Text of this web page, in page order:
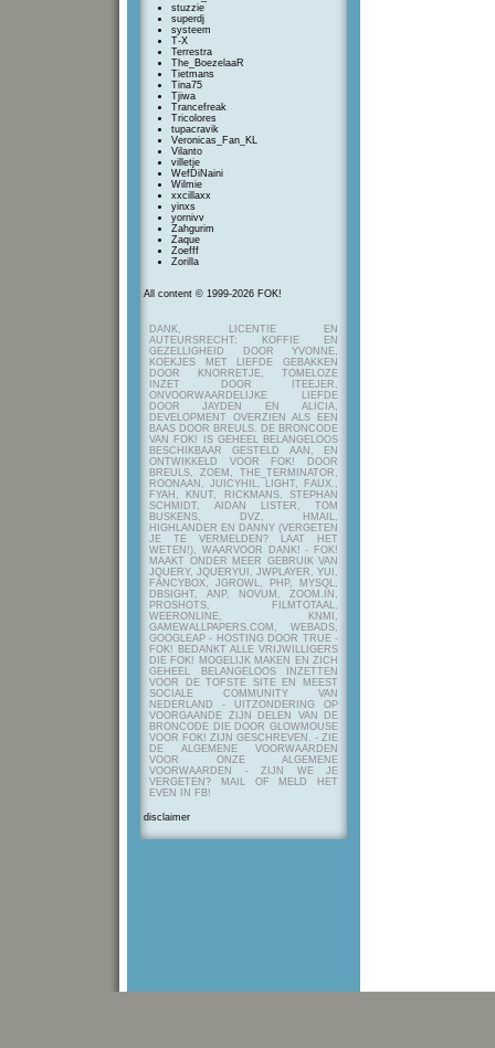
stuzzie
superdj
systeem
T-X
Terrestra
The_BoezelaaR
Tietmans
Tina75
Tjiwa
Trancefreak
Tricolores
tupacravik
Veronicas_Fan_KL
Vilanto
villetje
WefDiNaini
Wilmie
xxcillaxx
yinxs
yornivv
Zahgurim
Zaque
Zoefff
Zorilla
All content © 1999-2026 FOK!
DANK, LICENTIE EN
AUTEURSRECHT: KOFFIE EN
GEZELLIGHEID DOOR YVONNE,
KOEKJES MET LIEFDE GEBAKKEN
DOOR KNORRETJE, TOMELOZE
INZET DOOR ITEEJER,
ONVOORWAARDELIJKE LIEFDE
DOOR JAYDEN EN ALICIA,
DEVELOPMENT OVERZIEN ALS EEN
BAAS DOOR BREULS. DE BRONCODE
VAN FOK! IS GEHEEL BELANGELOOS
BESCHIKBAAR GESTELD AAN, EN
ONTWIKKELD VOOR FOK! DOOR
BREULS, ZOEM, THE_TERMINATOR,
ROONAAN, JUICYHIL, LIGHT, FAUX.,
FYAH, KNUT, RICKMANS, STEPHAN
SCHMIDT, AIDAN LISTER, TOM
BUSKENS, DVZ, HMAIL,
HIGHLANDER EN DANNY (VERGETEN
JE TE VERMELDEN? LAAT HET
WETEN!), WAARVOOR DANK! - FOK!
MAAKT ONDER MEER GEBRUIK VAN
JQUERY, JQUERYUI, JWPLAYER, YUI,
FANCYBOX, JGROWL, PHP, MYSQL,
DBSIGHT, ANP, NOVUM, ZOOM.IN,
PROSHOTS, FILMTOTAAL,
WEERONLINE, KNMI,
GAMEWALLPAPERS.COM, WEBADS,
GOOGLEAP - HOSTING DOOR TRUE -
FOK! BEDANKT ALLE VRIJWILLIGERS
DIE FOK! MOGELIJK MAKEN EN ZICH
GEHEEL BELANGELOOS INZETTEN
VOOR DE TOFSTE SITE EN MEEST
SOCIALE COMMUNITY VAN
NEDERLAND - UITZONDERING OP
VOORGAANDE ZIJN DELEN VAN DE
BRONCODE DIE DOOR GLOWMOUSE
VOOR FOK! ZIJN GESCHREVEN. - ZIE
DE ALGEMENE VOORWAARDEN
VOOR ONZE ALGEMENE
VOORWAARDEN - ZIJN WE JE
VERGETEN? MAIL OF MELD HET
EVEN IN FB!
disclaimer